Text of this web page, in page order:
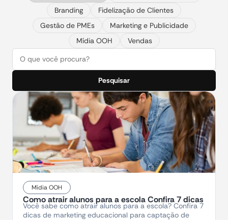
Branding
Fidelização de Clientes
Gestão de PMEs
Marketing e Publicidade
Mídia OOH
Vendas
Pesquisar
Mídia OOH
Como atrair alunos para a escola Confira 7 dicas
Você sabe como atrair alunos para a escola? Confira 7
dicas de marketing educacional para captação de